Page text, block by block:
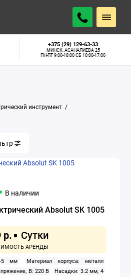
+375 (29) 129-63-33
МИНСК, АСАНАЛИЕВА 25
ПН-ПТ 9:00-18:00 СБ 10:00-17:00
инструмент
В наличии
Absolut SK 1005
р.
5 мм
Материал корпуса: металл
В: 220 В
Насадки: 3.2 мм, 4